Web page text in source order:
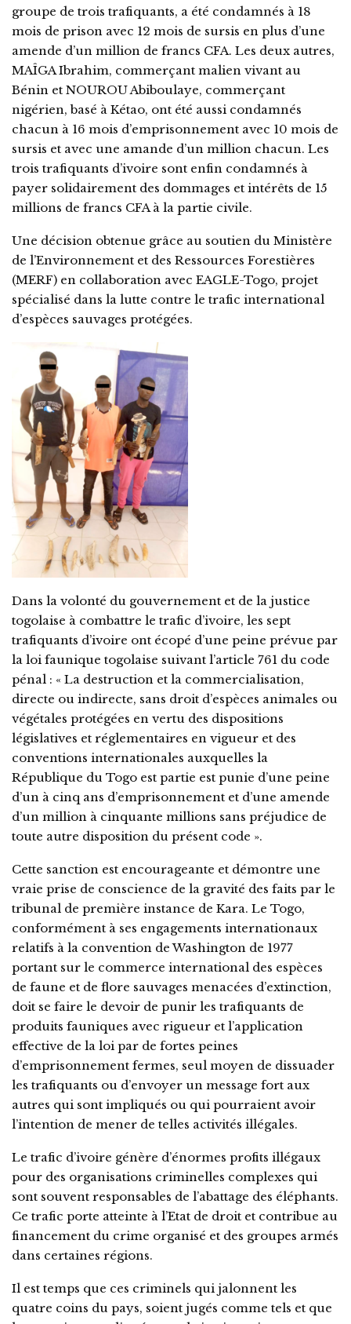
groupe de trois trafiquants, a été condamnés à 18
mois de prison avec 12 mois de sursis en plus d’une
amende d’un million de francs CFA. Les deux autres,
MAÎGA Ibrahim, commerçant malien vivant au
Bénin et NOUROU Abiboulaye, commerçant
nigérien, basé à Kétao, ont été aussi condamnés
chacun à 16 mois d’emprisonnement avec 10 mois de
sursis et avec une amande d’un million chacun. Les
trois trafiquants d’ivoire sont enfin condamnés à
payer solidairement des dommages et intérêts de 15
millions de francs CFA à la partie civile.
Une décision obtenue grâce au soutien du Ministère
de l’Environnement et des Ressources Forestières
(MERF) en collaboration avec EAGLE-Togo, projet
spécialisé dans la lutte contre le trafic international
d’espèces sauvages protégées.
Dans la volonté du gouvernement et de la justice
togolaise à combattre le trafic d’ivoire, les sept
trafiquants d’ivoire ont écopé d’une peine prévue par
la loi faunique togolaise suivant l’article 761 du code
pénal : « La destruction et la commercialisation,
directe ou indirecte, sans droit d’espèces animales ou
végétales protégées en vertu des dispositions
législatives et réglementaires en vigueur et des
conventions internationales auxquelles la
République du Togo est partie est punie d’une peine
d’un à cinq ans d’emprisonnement et d’une amende
d’un million à cinquante millions sans préjudice de
toute autre disposition du présent code ».
Cette sanction est encourageante et démontre une
vraie prise de conscience de la gravité des faits par le
tribunal de première instance de Kara. Le Togo,
conformément à ses engagements internationaux
relatifs à la convention de Washington de 1977
portant sur le commerce international des espèces
de faune et de flore sauvages menacées d’extinction,
doit se faire le devoir de punir les trafiquants de
produits fauniques avec rigueur et l’application
effective de la loi par de fortes peines
d’emprisonnement fermes, seul moyen de dissuader
les trafiquants ou d’envoyer un message fort aux
autres qui sont impliqués ou qui pourraient avoir
l’intention de mener de telles activités illégales.
Le trafic d’ivoire génère d’énormes profits illégaux
pour des organisations criminelles complexes qui
sont souvent responsables de l’abattage des éléphants.
Ce trafic porte atteinte à l’Etat de droit et contribue au
financement du crime organisé et des groupes armés
dans certaines régions.
Il est temps que ces criminels qui jalonnent les
quatre coins du pays, soient jugés comme tels et que